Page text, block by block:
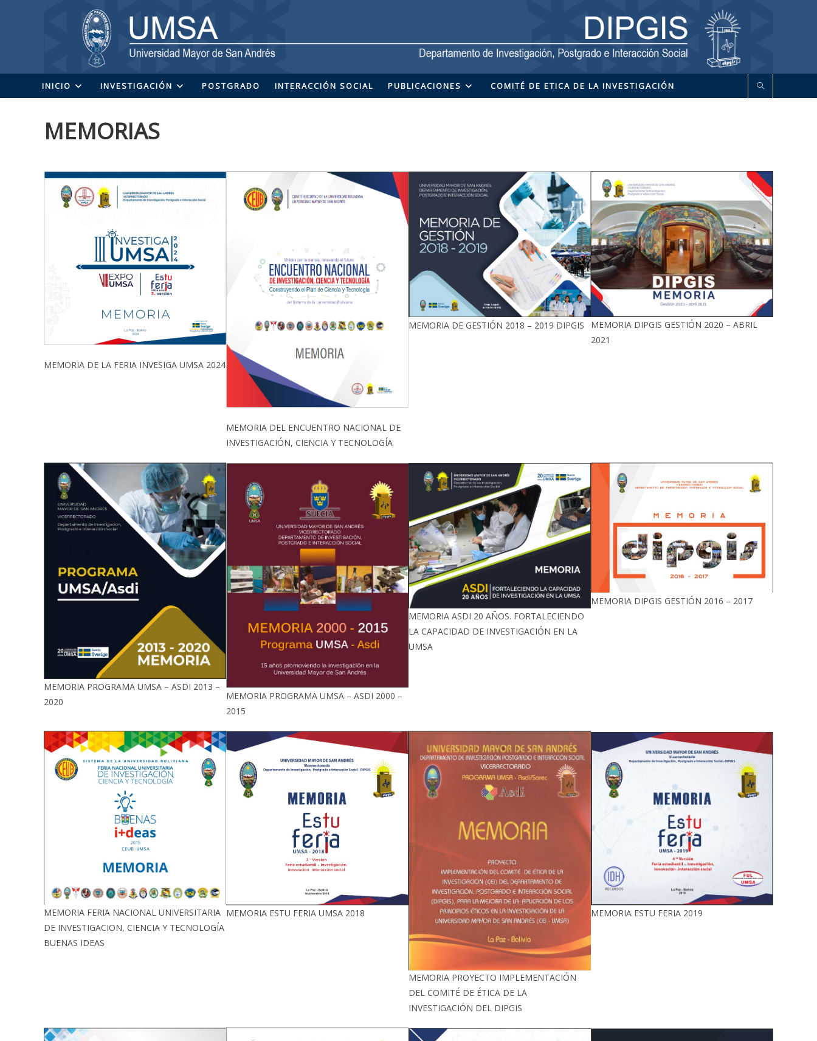
INICIO INVESTIGACIÓN POSTGRADO INTERACCIÓN SOCIAL PUBLICACIONES COMITÉ DE ETICA DE LA INVESTIGACIÓN
MEMORIAS
MEMORIA DE LA FERIA INVESIGA UMSA 2024
MEMORIA DEL ENCUENTRO NACIONAL DE
INVESTIGACIÓN, CIENCIA Y TECNOLOGÍA
MEMORIA DE GESTIÓN 2018 – 2019 DIPGIS
MEMORIA DIPGIS GESTIÓN 2020 – ABRIL
2021
MEMORIA PROGRAMA UMSA – ASDI 2013 –
2020
MEMORIA PROGRAMA UMSA – ASDI 2000 –
2015
MEMORIA ASDI 20 AÑOS. FORTALECIENDO
LA CAPACIDAD DE INVESTIGACIÓN EN LA
UMSA
MEMORIA DIPGIS GESTIÓN 2016 – 2017
MEMORIA FERIA NACIONAL UNIVERSITARIA
DE INVESTIGACION, CIENCIA Y TECNOLOGÍA
BUENAS IDEAS
MEMORIA ESTU FERIA UMSA 2018
MEMORIA PROYECTO IMPLEMENTACIÓN
DEL COMITÉ DE ÉTICA DE LA
INVESTIGACIÓN DEL DIPGIS
MEMORIA ESTU FERIA 2019